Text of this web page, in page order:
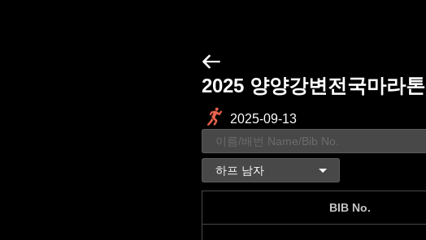
2025 양양강변전국마라톤
2025-09-13
BIB No.